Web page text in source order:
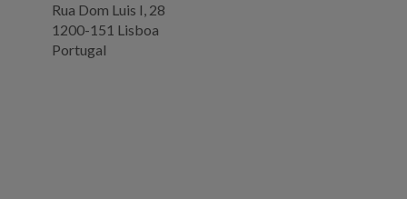
Rua Dom Luis I, 28
1200-151 Lisboa
Portugal